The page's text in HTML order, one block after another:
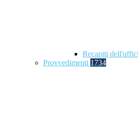
Recapiti
Provvedimenti 1734